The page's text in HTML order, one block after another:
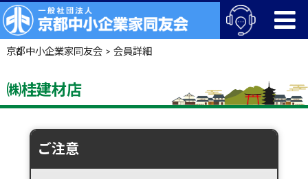
京都中小企業家同友会> 会員詳細
㈱桂建材店
ご注意